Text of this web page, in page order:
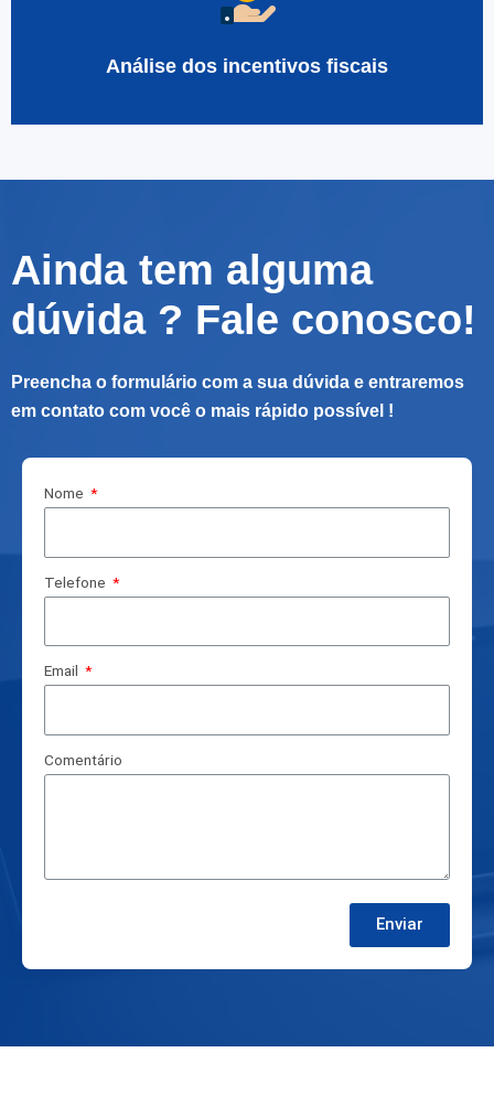
Análise dos incentivos fiscais
Ainda tem alguma
dúvida ? Fale conosco!
Preencha o formulário com a sua dúvida e entraremos
em contato com você o mais rápido possível !
Nome
Telefone
Email
Comentário
Enviar